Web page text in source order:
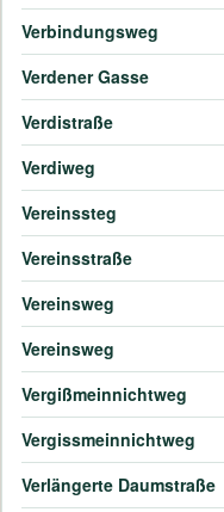
Verbindungsweg
Verdener Gasse
Verdistraße
Verdiweg
Vereinssteg
Vereinsstraße
Vereinsweg
Vereinsweg
Vergißmeinnichtweg
Vergissmeinnichtweg
Verlängerte Daumstraße